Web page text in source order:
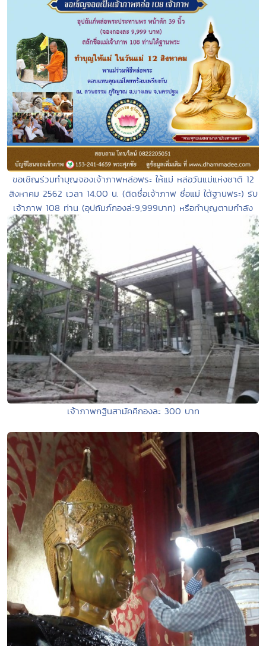
ขอเชิญร่วมทำบุญจองเจ้าภาพหล่อพระ ให้แม่ หล่อวันแม่แห่งชาติ 12
สิงหาคม 2562 เวลา 14.00 น. (ติดชื่อเจ้าภาพ ชื่อแม่ ใต้ฐานพระ) รับ
เจ้าภาพ 108 ท่าน (อุปถัมภ์กองล่ะ9,999บาท) หรือทำบุญตามกำลัง
เจ้าภาพกฐินสามัคคีกองละ 300 บาท